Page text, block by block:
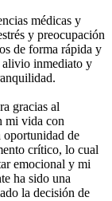
médicas y
y preocupación
de forma rápida y
alivio inmediato y
gracias al
mi vida con
de
crítico, lo cual
emocional y mi
ha sido una
la decisión de